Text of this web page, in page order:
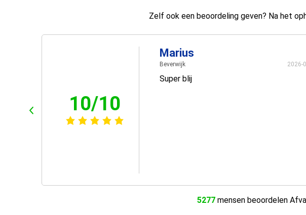
Zelf ook een beoordeling geven? Na het
10/10
Marius
Beverwijk 2026-
Super blij
5277mensen beoordelen